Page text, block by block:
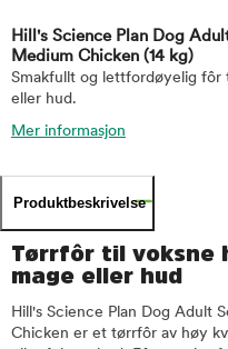
Hill's Science Plan Dog
Medium Chicken (14 kg)
Smakfullt og lettfordøyelig fôr
eller hud.
Mer informasjon
Produktbeskrivelse
Tørrfôr til voksne
mage eller hud
Hill's Science Plan Dog Adult
Chicken er et tørrfôr av høy